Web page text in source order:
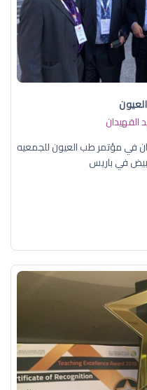
القهيدان
في مؤتمر طب العيون للجمعيه
في باريس